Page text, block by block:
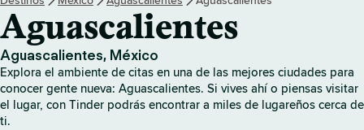
d
e
T
i
n
d
Aguascalientes
Aguascalientes, México
Explora el ambiente de citas en una de las mejores ciudades para
conocer gente nueva: Aguascalientes. Si vives ahí o piensas visitar
el lugar, con Tinder podrás encontrar a miles de lugareños cerca de
ti.